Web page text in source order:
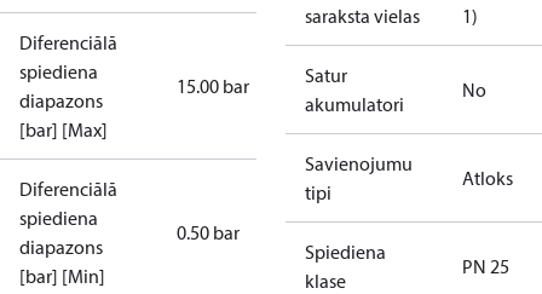
Diferenciālā
spiediena
diapazons
[bar] [Max]
15.00 bar
Diferenciālā
spiediena
diapazons
[bar] [Min]
0.50 bar
saraksta vielas
1)
Satur
akumulatori
No
Savienojumu
tipi
Atloks
Spiediena
klase
PN 25